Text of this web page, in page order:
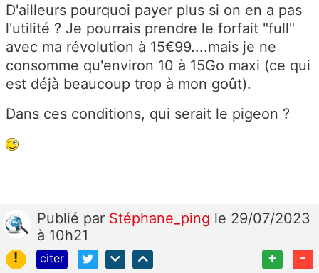
D'ailleurs pourquoi payer plus si on en a pas
l'utilité ? Je pourrais prendre le forfait "full"
avec ma révolution à 15€99....mais je ne
consomme qu'environ 10 à 15Go maxi (ce qui
est déjà beaucoup trop à mon goût).
Dans ces conditions, qui serait le pigeon ?
Publié par Stéphane_ping le 29/07/2023
à 10h21
!
citer + -